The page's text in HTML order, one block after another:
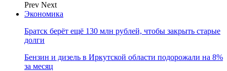
Prev Next
Экономика
Братск берёт ещё 130 млн рублей, чтобы закрыть старые
долги
Бензин и дизель в Иркутской области подорожали на 8%
за месяц